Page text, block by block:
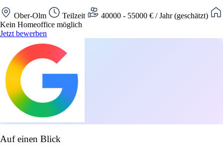
Ober-Olm Teilzeit
40000 - 55000 € / Jahr (geschätzt)
Kein Homeoffice möglich
Jetzt bewerben
Auf einen Blick